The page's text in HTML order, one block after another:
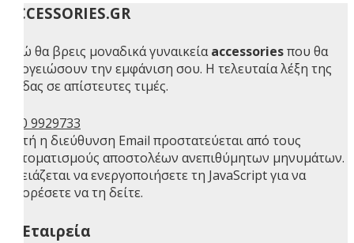
ACCESSORIES.GR
Εδώ θα βρεις μοναδικά γυναικείαaccessoriesπου θα
απογειώσουν την εμφάνιση σου. Η τελευταία λέξη της
μόδας σε απίστευτες τιμές.
210 9929733
Αυτή η διεύθυνση Email προστατεύεται από τους
αυτοματισμούς αποστολέων ανεπιθύμητων μηνυμάτων.
Χρειάζεται να ενεργοποιήσετε τη JavaScript για να
μπορέσετε να τη δείτε.
H Εταιρεία